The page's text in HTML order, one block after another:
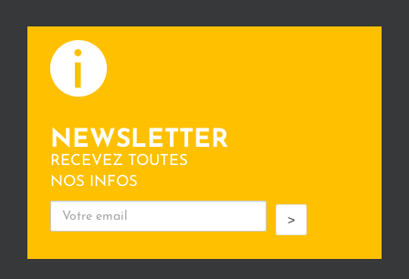
NEWSLETTER
RECEVEZ TOUTES
NOS INFOS
>